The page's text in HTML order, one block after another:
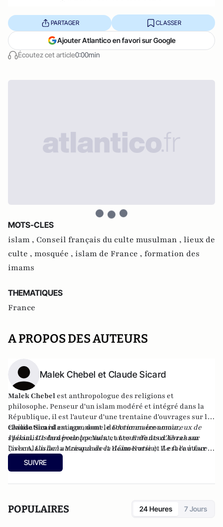
Écoutez cet article0:00min
PARTAGER CLASSER
Ajouter Atlantico en favori sur Google
MOTS-CLES
islam , Conseil français du culte musulman , lieux de
culte , mosquée , islam de France , formation des
imams
THEMATIQUES
France
A PROPOS DES AUTEURS
Malek Chebel et Claude Sicard
Malek Chebel est anthropologue des religions et
philosophe. Penseur d'un islam modéré et intégré dans la
République, il est l'auteur d'une trentaine d'ouvrages sur la
civilisation islamique, dont leDictionnaire amoureux de
l'Islam,L'Islam pour les Nuls, etLes Enfants d'Abraham
(avec Alain de la Morandais et Haïm Korsia). Il est l'auteur
de
Changer l'islam : dictionnaire des réformateurs
musulmans des origines à nos jours.
Claude Sicardest agronome, docteur en économie,
spécialiste du développement, auteur de deux livres sur
l'islam,L'islam au risque de la démocratieetLe face à face
islam chrétienté-Quel destin pour l'Europe ?
SUIVRE
POPULAIRES 24 Heures 7 Jours